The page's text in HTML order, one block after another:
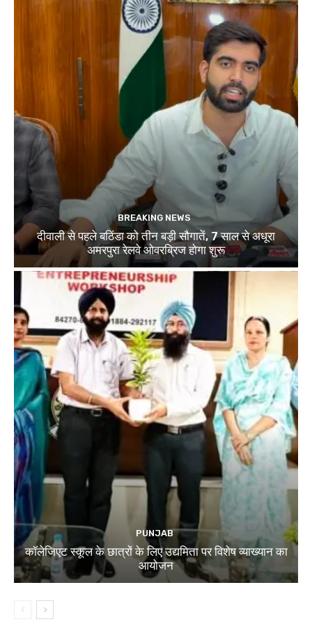
BREAKING NEWS
दीवाली से पहले बठिंडा को तीन बड़ी सौगातें, 7 साल से अधूरा
अमरपुरा रेलवे ओवरब्रिज होगा शुरू
PUNJAB
कॉलेजिएट स्कूल के छात्रों के लिए उद्यमिता पर विशेष व्याख्यान का
आयोजन